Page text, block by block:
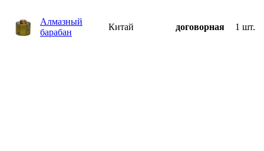
Алмазный
барабан
Китай договорная 1 шт.